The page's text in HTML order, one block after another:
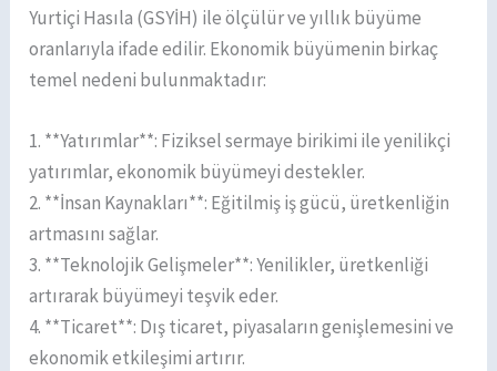
Yurtiçi Hasıla (GSYİH) ile ölçülür ve yıllık büyüme
oranlarıyla ifade edilir. Ekonomik büyümenin birkaç
temel nedeni bulunmaktadır:
1. **Yatırımlar**: Fiziksel sermaye birikimi ile yenilikçi
yatırımlar, ekonomik büyümeyi destekler.
2. **İnsan Kaynakları**: Eğitilmiş iş gücü, üretkenliğin
artmasını sağlar.
3. **Teknolojik Gelişmeler**: Yenilikler, üretkenliği
artırarak büyümeyi teşvik eder.
4. **Ticaret**: Dış ticaret, piyasaların genişlemesini ve
ekonomik etkileşimi artırır.